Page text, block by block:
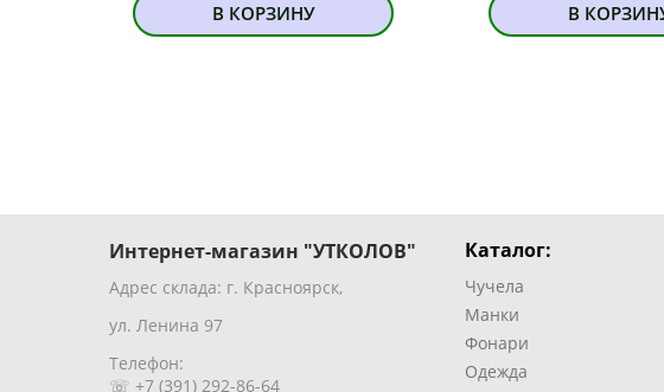
В КОРЗИНУ В
Интернет-магазин "УТКОЛОВ"
Адрес склада: г. Красноярск,
ул. Ленина 97
Телефон:
☏ +7 (391) 292-86-64
Каталог:
Чучела
Манки
Фонари
Одежда